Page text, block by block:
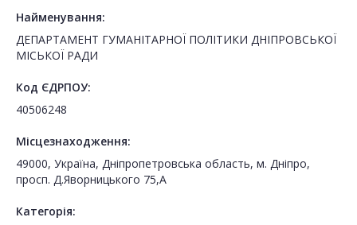
Найменування:
ДЕПАРТАМЕНТ ГУМАНІТАРНОЇ ПОЛІТИКИ ДНІПРОВСЬКОЇ
МІСЬКОЇ РАДИ
Код ЄДРПОУ:
40506248
Місцезнаходження:
49000, Україна, Дніпропетровська область, м. Дніпро,
просп. Д.Яворницького 75,А
Категорія: